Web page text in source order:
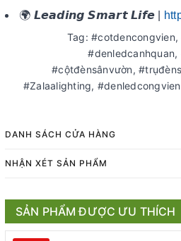
🌍 𝙇𝙚𝙖𝙙𝙞𝙣𝙜 𝙎𝙢𝙖𝙧𝙩 𝙇𝙞𝙛𝙚 |
Tag:
#cộtđènsânvườn,
#Zalaalighting,
DANH SÁCH CỬA HÀNG
NHẬN XÉT SẢN PHẨM
SẢN PHẨM ĐƯỢC ƯU THÍCH